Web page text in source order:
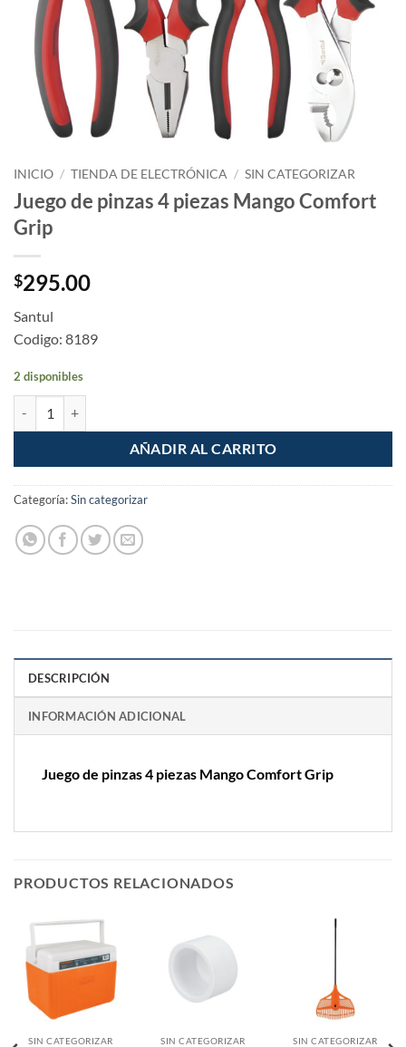
INICIO / TIENDA DE ELECTRÓNICA / SIN CATEGORIZAR
Juego de pinzas 4 piezas Mango Comfort
Grip
$295.00
Santul
Codigo: 8189
2 disponibles
AÑADIR AL CARRITO
Categoría:Sin categorizar
DESCRIPCIÓN
INFORMACIÓN ADICIONAL
Juego de pinzas 4 piezas Mango Comfort Grip
PRODUCTOS RELACIONADOS
SIN CATEGORIZAR SIN CATEGORIZAR SIN CATEGORIZAR